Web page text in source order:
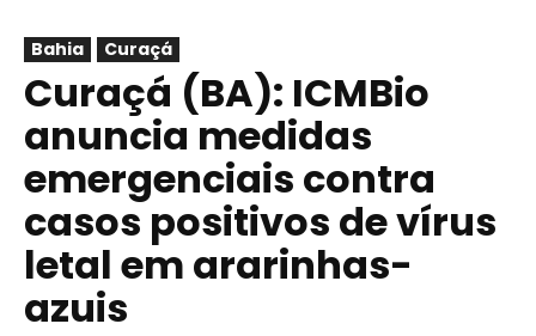
Bahia Curaçá
Curaçá (BA): ICMBio
anuncia medidas
emergenciais contra
casos positivos de vírus
letal em ararinhas-
azuis